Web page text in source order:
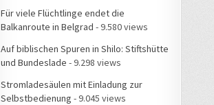
Für viele Flüchtlinge endet die
Balkanroute in Belgrad - 9.580 views
Auf biblischen Spuren in Shilo: Stiftshütte
und Bundeslade - 9.298 views
Stromladesäulen mit Einladung zur
Selbstbedienung - 9.045 views